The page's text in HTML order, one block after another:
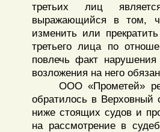
третьих лиц
выражающийся в том,
изменить или
третьего лица по
повлечь факт
возложения на него
ООО «Прометей»
обратилось в
ниже стоящих судов и
на рассмотрение в